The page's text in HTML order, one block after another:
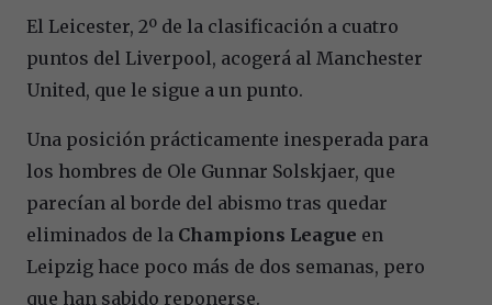
El Leicester, 2º de la clasificación a cuatro
puntos del Liverpool, acogerá al Manchester
United, que le sigue a un punto.
Una posición prácticamente inesperada para
los hombres de Ole Gunnar Solskjaer, que
parecían al borde del abismo tras quedar
eliminados de la Champions League en
Leipzig hace poco más de dos semanas, pero
que han sabido reponerse.